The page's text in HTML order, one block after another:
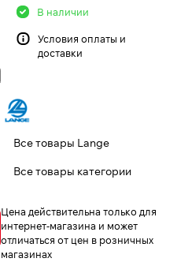
В наличии
Условия оплаты и
доставки
Все товары Lange
Все товары категории
Цена действительна только для
интернет-магазина и может
отличаться от цен в розничных
магазинах